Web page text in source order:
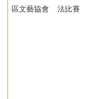
區文藝協會
法比賽